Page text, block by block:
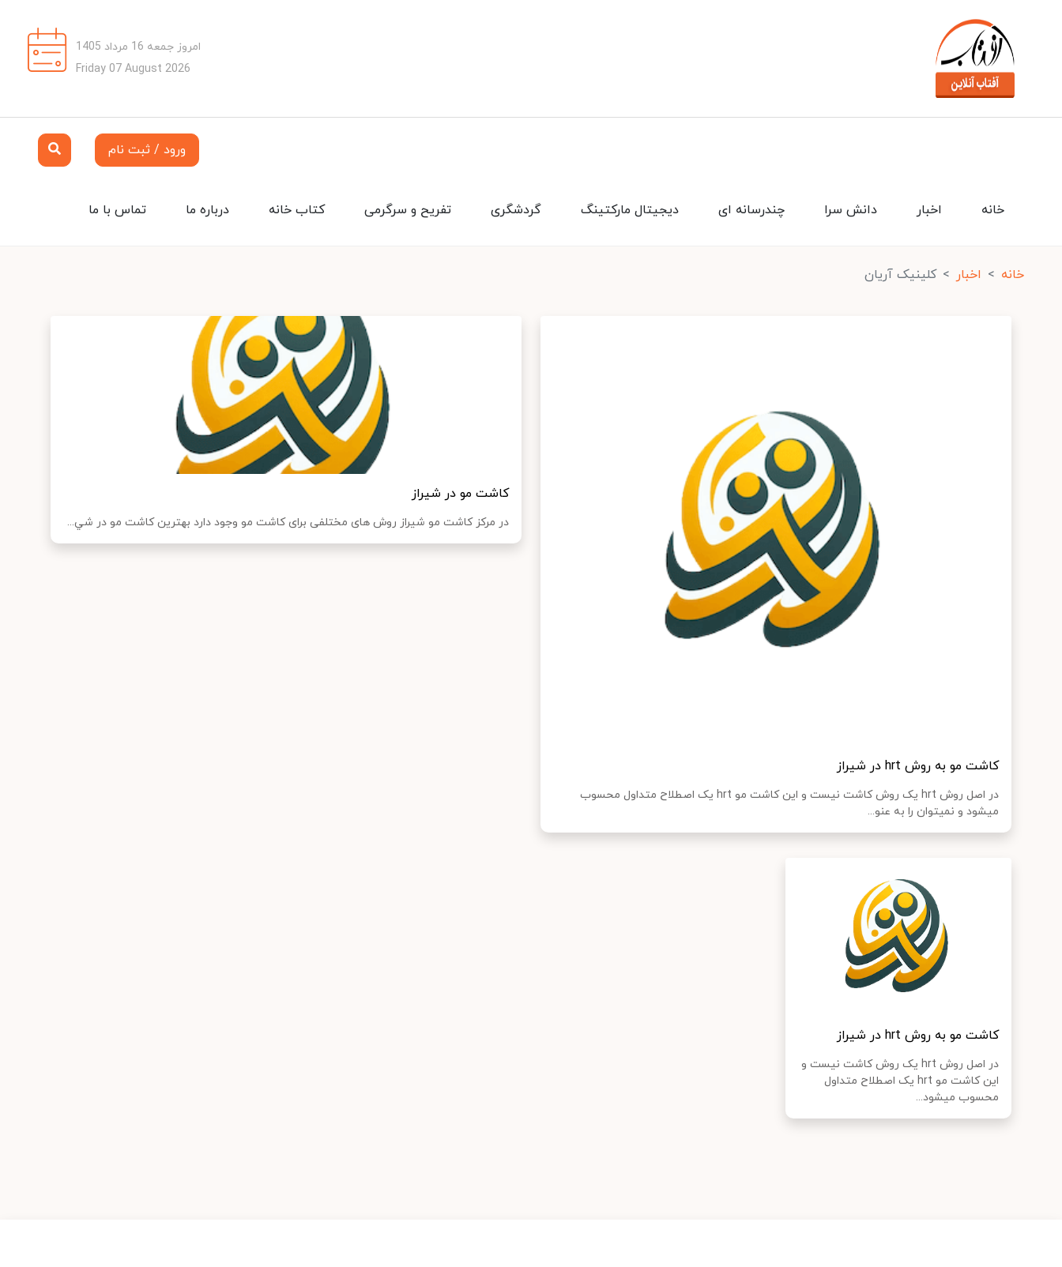
امروز جمعه 16 مرداد 1405
Friday 07 August 2026
ورود / ثبت نام
تماس با ما درباره ما کتاب خانه تفریح و سرگرمی گردشگری دیجیتال مارکتینگ چندرسانه ای دانش سرا اخبار خانه
خانه اخبار کلینیک آریان
کاشت مو به روش hrt در شیراز
در اصل روش hrt یک روش کاشت نیست و این کاشت مو hrt یک اصطلاح متداول محسوب
میشود و نمیتوان را به عنو...
کاشت مو در شیراز
در مرکز کاشت مو شیراز روش های مختلفی برای کاشت مو وجود دارد بهترين كاشت مو در شي...
کاشت مو به روش hrt در شیراز
در اصل روش hrt یک روش کاشت نیست و
این کاشت مو hrt یک اصطلاح متداول
محسوب میشود...